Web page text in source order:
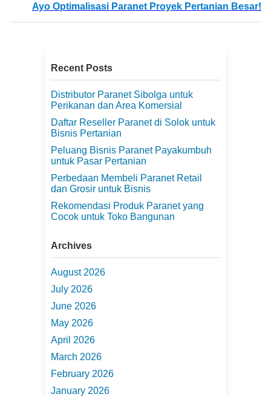
Ayo Optimalisasi Paranet Proyek Pertanian Besar!
Recent Posts
Distributor Paranet Sibolga untuk
Perikanan dan Area Komersial
Daftar Reseller Paranet di Solok untuk
Bisnis Pertanian
Peluang Bisnis Paranet Payakumbuh
untuk Pasar Pertanian
Perbedaan Membeli Paranet Retail
dan Grosir untuk Bisnis
Rekomendasi Produk Paranet yang
Cocok untuk Toko Bangunan
Archives
August 2026
July 2026
June 2026
May 2026
April 2026
March 2026
February 2026
January 2026